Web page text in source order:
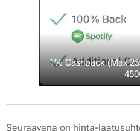
1% Cashback (Max
Seuraavana on hinta-